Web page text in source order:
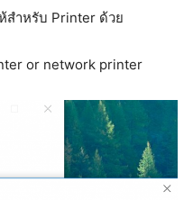
สำหรับ Printer ด้วย
or network printer